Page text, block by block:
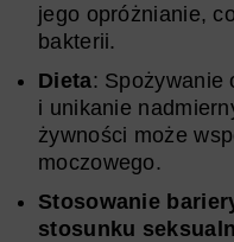
jego opróżnianie,
bakterii.
Dieta: Spożywanie
i unikanie
żywności może
moczowego.
Stosowanie
stosunku